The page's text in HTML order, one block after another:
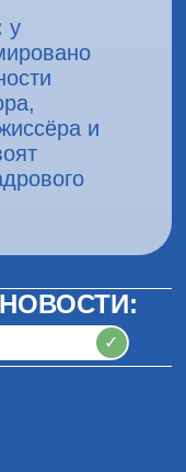
у
и
✓